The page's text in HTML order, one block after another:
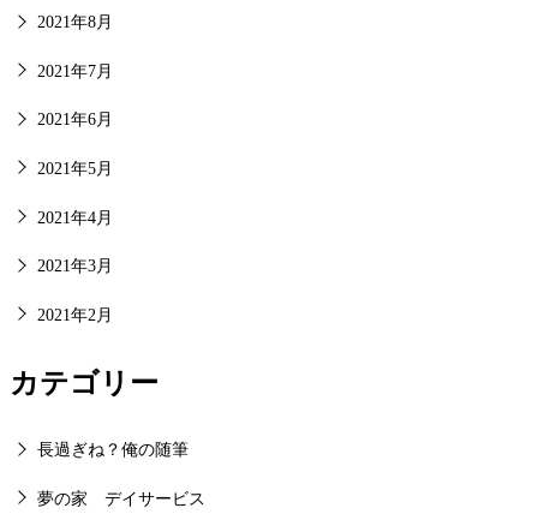
2021年8月
2021年7月
2021年6月
2021年5月
2021年4月
2021年3月
2021年2月
カテゴリー
長過ぎね？俺の随筆
夢の家 デイサービス